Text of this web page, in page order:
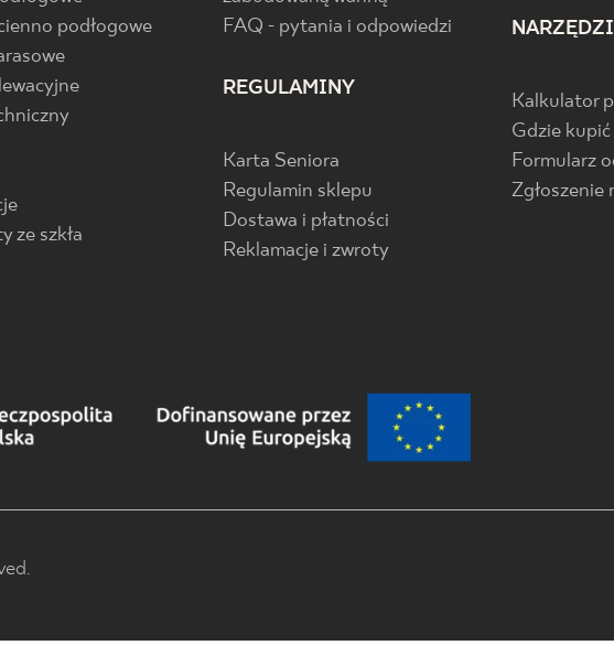
podłogowe
ze szkła
FAQ - pytania i odpowiedzi
REGULAMINY
Karta Seniora
Regulamin sklepu
Dostawa i płatności
Reklamacje i zwroty
Kalkulator
Gdzie kupić
Formularz
Zgłoszenie